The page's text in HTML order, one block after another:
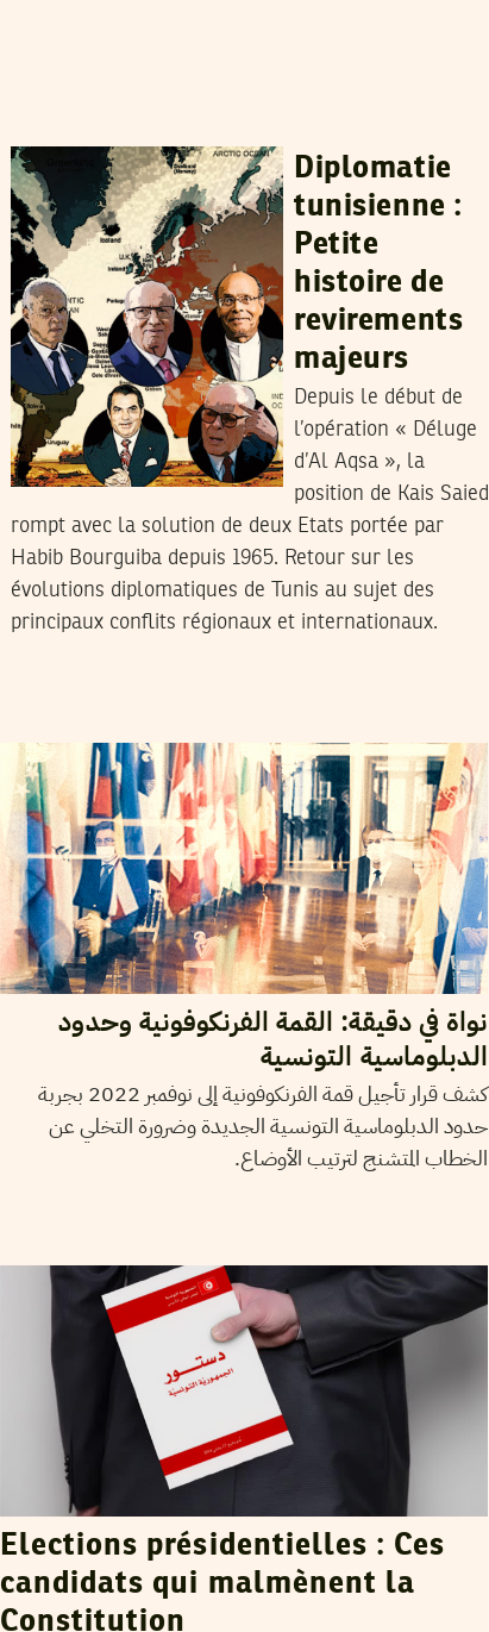
Diplomatie
tunisienne :
Petite
histoire de
revirements
majeurs
Depuis le début de
l’opération « Déluge
d’Al Aqsa », la
position de Kais Saied
rompt avec la solution de deux Etats portée par
Habib Bourguiba depuis 1965. Retour sur les
évolutions diplomatiques de Tunis au sujet des
principaux conflits régionaux et internationaux.
نواة في دقيقة: القمة الفرنكوفونية وحدود
الدبلوماسية التونسية
كشف قرار تأجيل قمة الفرنكوفونية إلى نوفمبر 2022 بجربة
حدود الدبلوماسية التونسية الجديدة وضرورة التخلي عن
الخطاب المتشنج لترتيب الأوضاع.
Elections présidentielles : Ces
candidats qui malmènent la
Constitution